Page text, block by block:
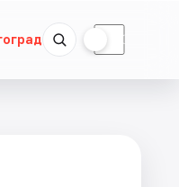
☾